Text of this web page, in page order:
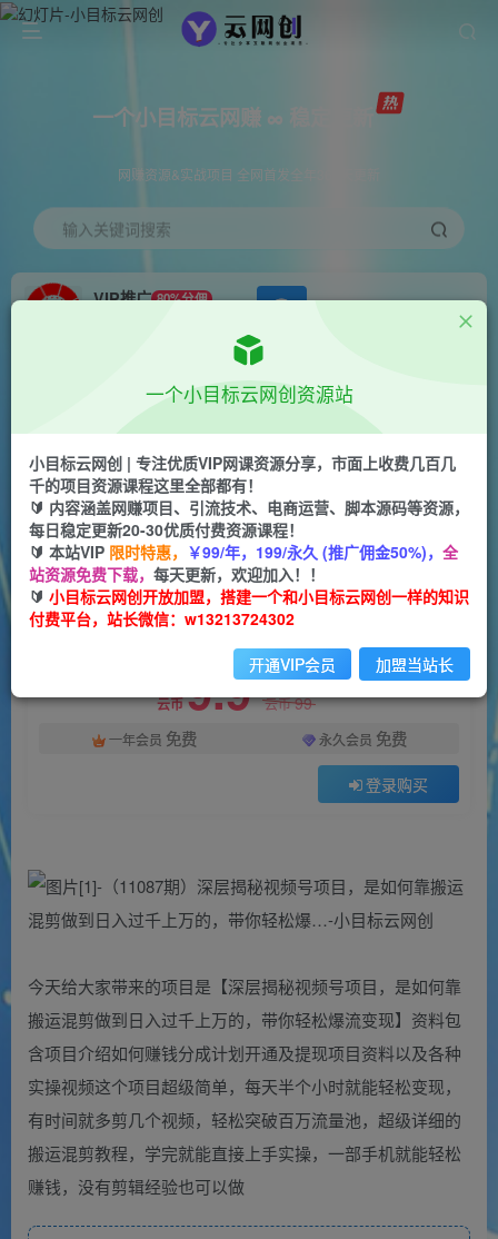
一个小目标云网赚 ∞ 稳定更新
网赚资源&实战项目 全网首发全年365天更新
输入关键词搜索
VIP推广 80%分佣
会员免费 正文
（11087期）深层揭秘视频号项目，是如何靠搬运
混剪做到日入过千上万的，带你轻松爆…
一个小目标云网创
2年前发布
关注 私信
29 0
此内容为付费资源，请付费后查看
云币9.9 限时特惠
云币99
一年会员 免费 永久会员 免费
登录购买
付费资源
今天给大家带来的项目是【深层揭秘视频号项目，是如何靠
搬运混剪做到日入过千上万的，带你轻松爆流变现】资料包
含项目介绍如何赚钱分成计划开通及提现项目资料以及各种
实操视频这个项目超级简单，每天半个小时就能轻松变现，
有时间就多剪几个视频，轻松突破百万流量池，超级详细的
搬运混剪教程，学完就能直接上手实操，一部手机就能轻松
赚钱，没有剪辑经验也可以做
一个小目标云网创资源站
小目标云网创 | 专注优质VIP网课资源分享，市面上收费几百几
千的项目资源课程这里全部都有！
🔰 内容涵盖网赚项目、引流技术、电商运营、脚本源码等资源，
每日稳定更新20-30优质付费资源课程！
🔰 本站VIP 限时特惠， ￥99/年，199/永久 (推广佣金50%)， 全
站资源免费下载， 每天更新，欢迎加入！！
🔰 小目标云网创开放加盟，搭建一个和小目标云网创一样的知识
付费平台，站长微信：w13213724302
开通VIP会员 加盟当站长